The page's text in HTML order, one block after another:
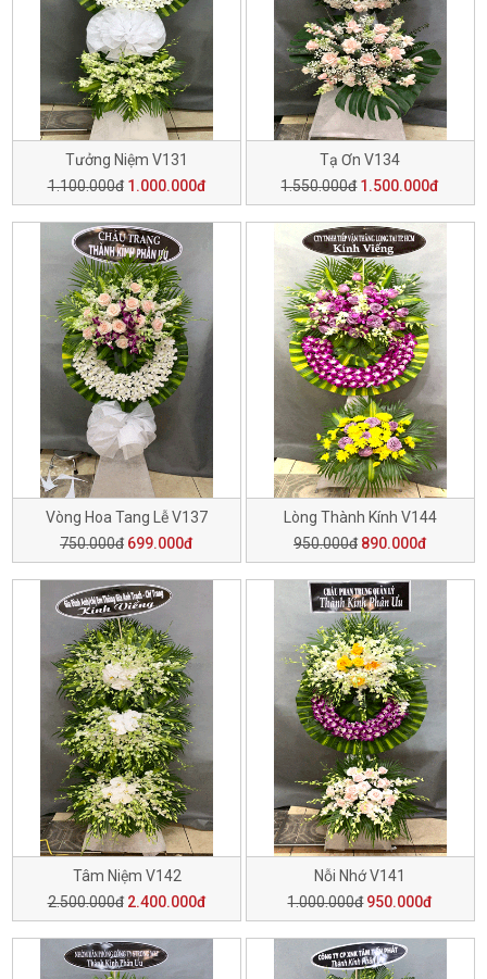
Tưởng Niệm V131
1.100.000đ 1.000.000đ
Tạ Ơn V134
1.550.000đ 1.500.000đ
Vòng Hoa Tang Lễ V137
750.000đ 699.000đ
Lòng Thành Kính V144
950.000đ 890.000đ
Tâm Niệm V142
2.500.000đ 2.400.000đ
Nỗi Nhớ V141
1.000.000đ 950.000đ